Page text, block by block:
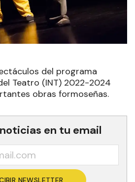
del programa
Teatro (INT) 2022-2024
obras formoseñas.
en tu email